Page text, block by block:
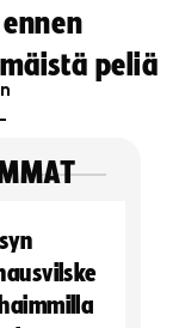
peliä